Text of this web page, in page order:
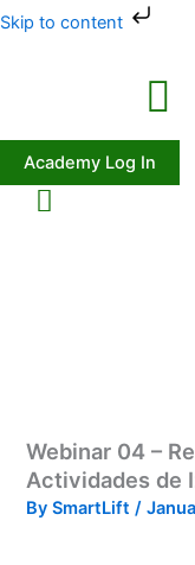
Skip to content
Skip
Academy Log In
Webinar 04 –
Actividades de
BySmartLift/